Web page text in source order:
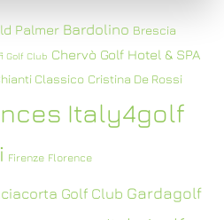
Palmer Bardolino Brescia
Golf Club Chervò Golf Hotel & SPA
Classico Cristina De Rossi
Italy4golf
Firenze Florence
Golf Club Gardagolf